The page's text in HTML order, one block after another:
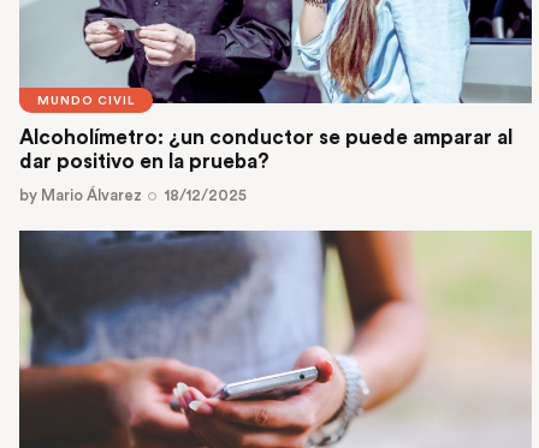
MUNDO CIVIL
Alcoholímetro: ¿un conductor se puede amparar al
dar positivo en la prueba?
by Mario Álvarez 18/12/2025